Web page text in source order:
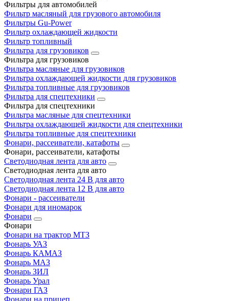
Фильтры для автомобилей
Фильтр масляный для грузового автомобиля
Фильтры Gu-Power
Фильтр охлаждающей жидкости
Фильтр топливный
Фильтра для грузовиков
Фильтра для грузовиков
Фильтра масляные для грузовиков
Фильтра охлаждающей жидкости для грузовиков
Фильтра топливные для грузовиков
Фильтра для спецтехники
Фильтра для спецтехники
Фильтра масляные для спецтехники
Фильтра охлаждающей жидкости для спецтехники
Фильтра топливные для спецтехники
Фонари, рассеиватели, катафоты
Фонари, рассеиватели, катафоты
Светодиодная лента для авто
Светодиодная лента для авто
Светодиодная лента 24 В для авто
Светодиодная лента 12 В для авто
Фонари - рассеиватели
Фонари для иномарок
Фонари
Фонари
Фонари на трактор МТЗ
Фонарь УАЗ
Фонарь КАМАЗ
Фонарь МАЗ
Фонарь ЗИЛ
Фонарь Урал
Фонари ГАЗ